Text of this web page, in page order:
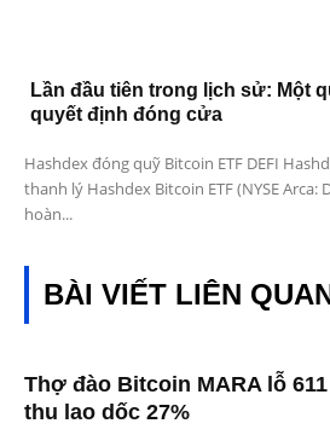
Lần đầu tiên trong lịch sử: Một
quyết định đóng cửa
Hashdex đóng quỹ Bitcoin ETF DEFI
thanh lý Hashdex Bitcoin ETF (NYSE Arca:
hoàn...
BÀI VIẾT LIÊN
Thợ đào Bitcoin MARA lỗ
thu lao dốc 27%